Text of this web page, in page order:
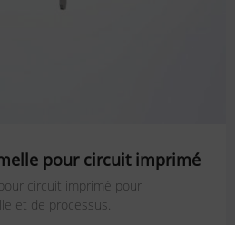
pour circuit imprimé
circuit imprimé pour
et de processus.